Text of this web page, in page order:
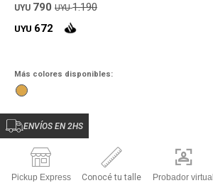
UYU 790 UYU 1.190
UYU 672
Más colores disponibles:
ENVÍOS EN 2HS
Pickup Express Conocé tu talle Probador virtual